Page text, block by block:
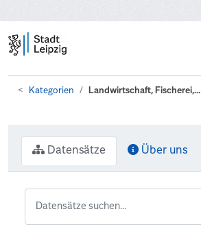
Kategorien Landwirtschaft, Fischerei,...
Datensätze Über uns